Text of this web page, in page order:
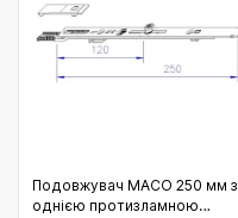
Подовжувач MACO 250 мм з
однією протизламною